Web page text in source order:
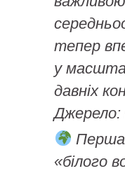
тепер
у
давніх
Джерело:
Перша
«білого